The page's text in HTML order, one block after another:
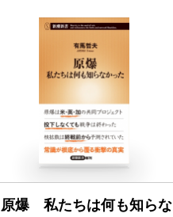
原爆 私たちは何も知らな